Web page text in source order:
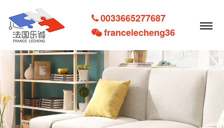
0033665277687
francelecheng36